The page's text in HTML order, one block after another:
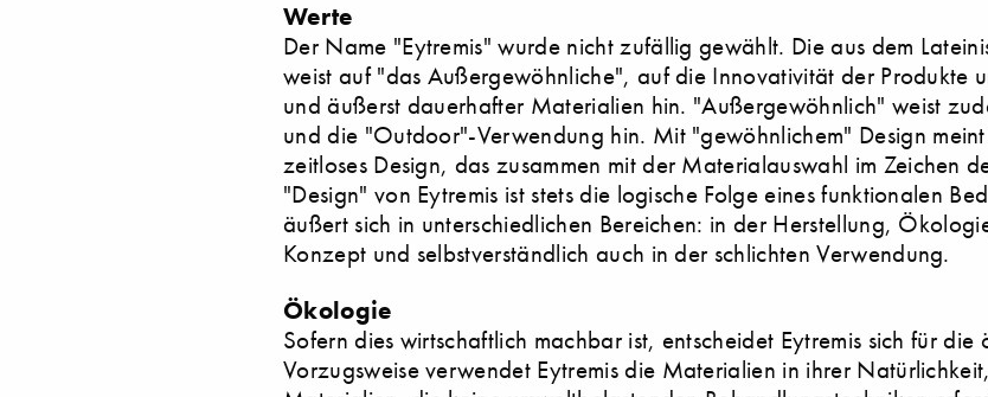
Werte
Der Name "Eytremis" wurde nicht zufällig gewählt. Die aus dem
weist auf "das Außergewöhnliche", auf die Innovativität der Produkte
und äußerst dauerhafter Materialien hin. "Außergewöhnlich" weist
und die "Outdoor"-Verwendung hin. Mit "gewöhnlichem" Design meint
zeitloses Design, das zusammen mit der Materialauswahl im Zeichen
"Design" von Eytremis ist stets die logische Folge eines funktionalen
äußert sich in unterschiedlichen Bereichen: in der Herstellung,
Konzept und selbstverständlich auch in der schlichten Verwendung.
Ökologie
Sofern dies wirtschaftlich machbar ist, entscheidet Eytremis sich für die
Vorzugsweise verwendet Eytremis die Materialien in ihrer